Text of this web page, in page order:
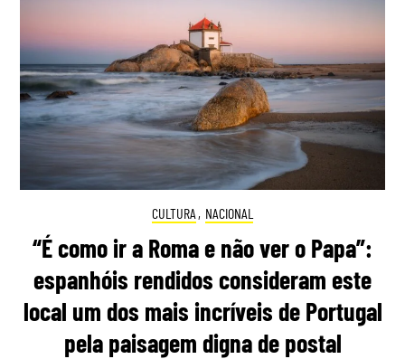
CULTURA , NACIONAL
“É como ir a Roma e não ver o Papa”:
espanhóis rendidos consideram este
local um dos mais incríveis de Portugal
pela paisagem digna de postal